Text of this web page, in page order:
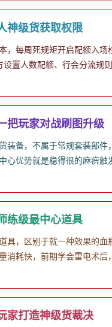
神级货获取权限
，每周死规矩开启配额入
置人数配额、行会分流
把玩家对战刷图升级
装备，不属于常规套装部
心优势就是稳得很的麻痹
练级最中心道具
具，区别于就一种效果的
消耗快，前期学会雷电术
家打造神级货裁决